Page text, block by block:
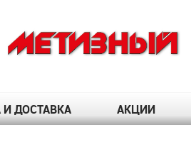
И ДОСТАВКА АКЦИИ